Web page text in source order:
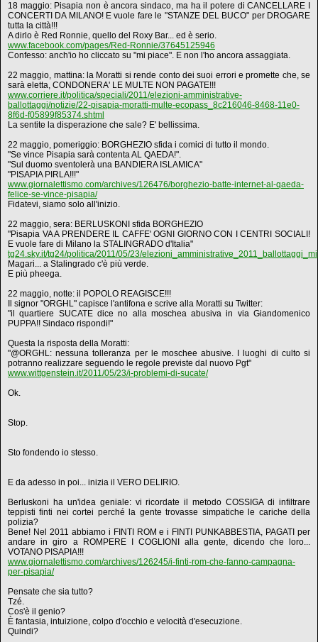
18 maggio: Pisapia non è ancora sindaco, ma ha il potere di CANCELLARE I
CONCERTI DA MILANO! E vuole fare le "STANZE DEL BUCO" per DROGARE
tutta la città!!!
A dirlo è Red Ronnie, quello del Roxy Bar... ed è serio.
www.facebook.com/pages/Red-Ronnie/37645125946
Confesso: anch'io ho cliccato su "mi piace". E non l'ho ancora assaggiata.
22 maggio, mattina: la Moratti si rende conto dei suoi errori e promette che, se
sarà eletta, CONDONERA' LE MULTE NON PAGATE!!!
www.corriere.it/politica/speciali/2011/elezioni-amministrative-
ballottaggi/notizie/22-pisapia-moratti-multe-ecopass_8c216046-8468-11e0-
8f6d-f05899f85374.shtml
La sentite la disperazione che sale? E' bellissima.
22 maggio, pomeriggio: BORGHEZIO sfida i comici di tutto il mondo.
"Se vince Pisapia sarà contenta AL QAEDA!".
"Sul duomo sventolerà una BANDIERA ISLAMICA"
"PISAPIA PIRLA!!!"
www.giornalettismo.com/archives/126476/borghezio-batte-internet-al-qaeda-
felice-se-vince-pisapia/
Fidatevi, siamo solo all'inizio.
22 maggio, sera: BERLUSKONI sfida BORGHEZIO
"Pisapia VA A PRENDERE IL CAFFE' OGNI GIORNO CON I CENTRI SOCIALI!
E vuole fare di Milano la STALINGRADO d'Italia"
tg24.sky.it/tg24/politica/2011/05/23/
Magari... a Stalingrado c'è più verde.
E più pheega.
22 maggio, notte: il POPOLO REAGISCE!!!
Il signor "ORGHL" capisce l'antifona e scrive alla Moratti su Twitter:
"il quartiere SUCATE dice no alla moschea abusiva in via Giandomenico
PUPPA!! Sindaco rispondi!"
Questa la risposta della Moratti:
"@ORGHL: nessuna tolleranza per le moschee abusive. I luoghi di culto si
potranno realizzare seguendo le regole previste dal nuovo Pgt"
www.wittgenstein.it/2011/05/23/i-problemi-di-sucate/
Ok.
Stop.
Sto fondendo io stesso.
E da adesso in poi... inizia il VERO DELIRIO.
Berluskoni ha un'idea geniale: vi ricordate il metodo COSSIGA di infiltrare
teppisti finti nei cortei perché la gente trovasse simpatiche le cariche della
polizia?
Bene! Nel 2011 abbiamo i FINTI ROM e i FINTI PUNKABBESTIA, PAGATI per
andare in giro a ROMPERE I COGLIONI alla gente, dicendo che loro...
VOTANO PISAPIA!!!
www.giornalettismo.com/archives/126245/i-finti-rom-che-fanno-campagna-
per-pisapia/
Pensate che sia tutto?
Tzé.
Cos'è il genio?
È fantasia, intuizione, colpo d'occhio e velocità d'esecuzione.
Quindi?